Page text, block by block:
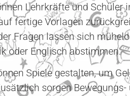
Lehrkräfte und Schüler
fertige Vorlagen
Fragen lassen sich
oder Englisch abstimmen.
Spiele gestalten, um
sorgen